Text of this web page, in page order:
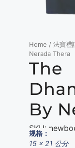
Home / 法寶禮
Nerada Thera
The
By
SKU:
规格：
15 x 21 公分